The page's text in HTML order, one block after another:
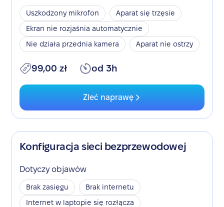
Uszkodzony mikrofon
Aparat się trzęsie
Ekran nie rozjaśnia automatycznie
Nie działa przednia kamera
Aparat nie ostrzy
99,00 zł od 3h
Zleć naprawę
Konfiguracja sieci bezprzewodowej
Dotyczy objawów
Brak zasięgu
Brak internetu
Internet w laptopie się rozłącza